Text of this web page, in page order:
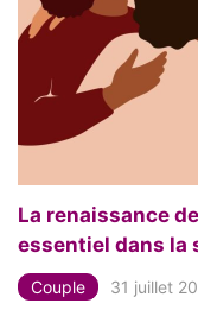
La renaissance
essentiel dans la
Couple 31 juillet